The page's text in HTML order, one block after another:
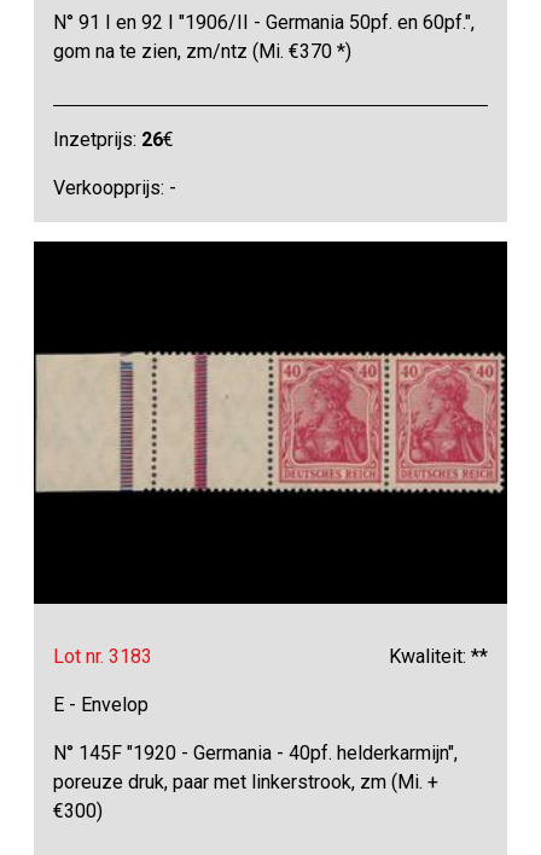
N° 91 I en 92 I "1906/II - Germania 50pf. en 60pf.",
gom na te zien, zm/ntz (Mi. €370 *)
Inzetprijs: 26€
Verkoopprijs: -
Lot nr. 3183 Kwaliteit: **
E - Envelop
N° 145F "1920 - Germania - 40pf. helderkarmijn",
poreuze druk, paar met linkerstrook, zm (Mi. +
€300)